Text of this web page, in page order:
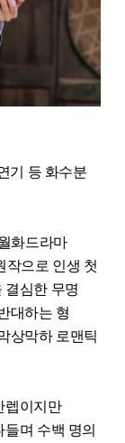
기 등 화수분
화드라마
작으로 인생 첫
심한 무명
대하는 형
상막하 로맨틱
렙이지만
며 수백 명의